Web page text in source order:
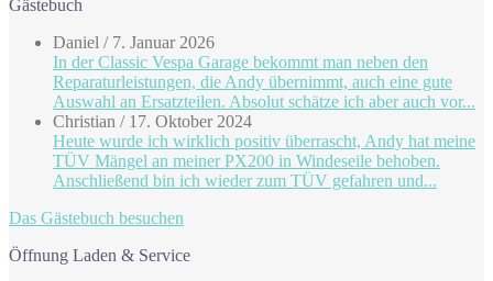
Gästebuch
Daniel / 7. Januar 2026
In der Classic Vespa Garage bekommt man neben den
Reparaturleistungen, die Andy übernimmt, auch eine gute
Auswahl an Ersatzteilen. Absolut schätze ich aber auch vor...
Christian / 17. Oktober 2024
Heute wurde ich wirklich positiv überrascht, Andy hat meine
TÜV Mängel an meiner PX200 in Windeseile behoben.
Anschließend bin ich wieder zum TÜV gefahren und...
Das Gästebuch besuchen
Öffnung Laden & Service